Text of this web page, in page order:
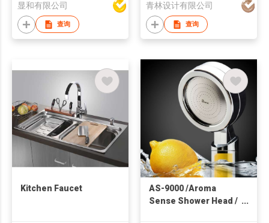
显和有限公司
查询
青林设计有限公司
查询
Kitchen Faucet
AS-9000 /Aroma
Sense Shower Head /